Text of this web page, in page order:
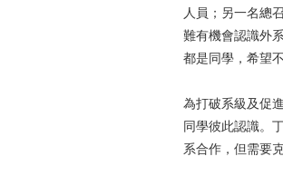
人員；另一名總
難有機會認識外
都是同學，希望
為打破系級及促
同學彼此認識。
系合作，但需要